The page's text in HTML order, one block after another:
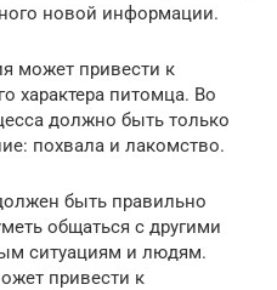
новой информации.
может привести к
характера питомца. Во
должно быть только
похвала и лакомство.
быть правильно
общаться с другими
ситуациям и людям.
привести к